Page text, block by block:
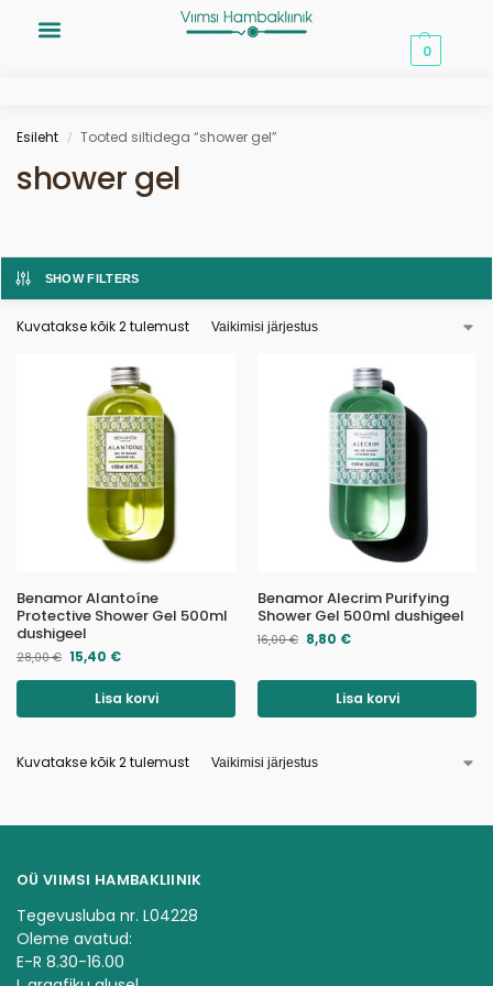
0
Esileht / Tooted siltidega “shower gel”
shower gel
SHOW FILTERS
Kuvatakse kõik 2 tulemust
Benamor Alantoíne
Protective Shower Gel 500ml
dushigeel
28,00€ 15,40 €
Lisa korvi
Benamor Alecrim Purifying
Shower Gel 500ml dushigeel
16,00€ 8,80 €
Lisa korvi
Kuvatakse kõik 2 tulemust
OÜ VIIMSI HAMBAKLIINIK
Tegevusluba nr. L04228
Oleme avatud:
E-R 8.30-16.00